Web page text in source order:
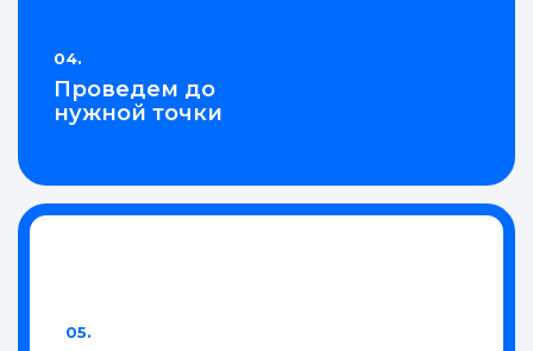
04.
Проведем до
нужной точки
05.